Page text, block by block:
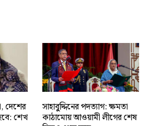
দেশের
শেখ
সাহাবু্দ্দিনের পদত্যাগ: ক্ষমতা
কাঠামোয় আওয়ামী লীগের শেষ